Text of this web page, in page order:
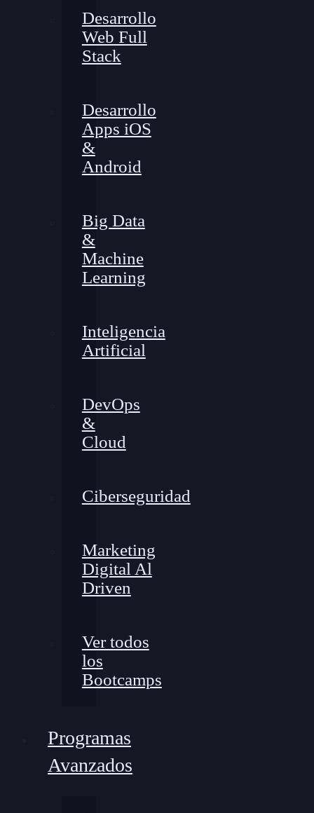
Desarrollo
Web Full
Stack
Desarrollo
Apps iOS
&
Android
Big Data
&
Machine
Learning
Inteligencia
Artificial
DevOps
&
Cloud
Ciberseguridad
Marketing
Digital Al
Driven
Ver todos
los
Bootcamps
Programas
Avanzados